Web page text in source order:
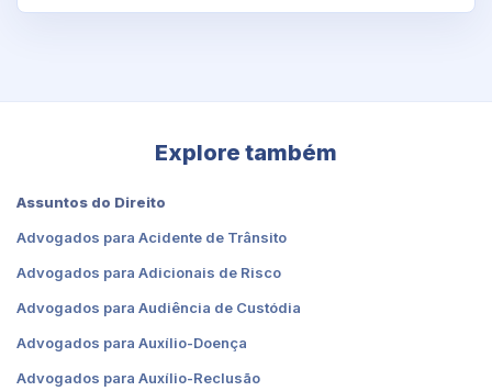
Explore também
Assuntos do Direito
Advogados para Acidente de Trânsito
Advogados para Adicionais de Risco
Advogados para Audiência de Custódia
Advogados para Auxílio-Doença
Advogados para Auxílio-Reclusão